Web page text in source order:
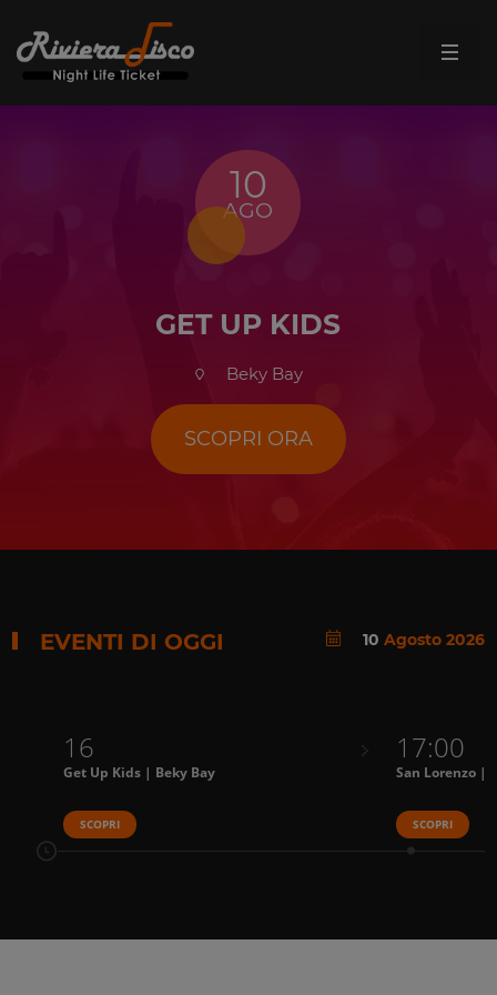
10
AGO
GET UP KIDS
Beky Bay
SCOPRI ORA
EVENTI DI OGGI 10 Agosto 2026
16
Get Up Kids | Beky Bay
SCOPRI
17:00
San Lorenzo |
SCOPRI